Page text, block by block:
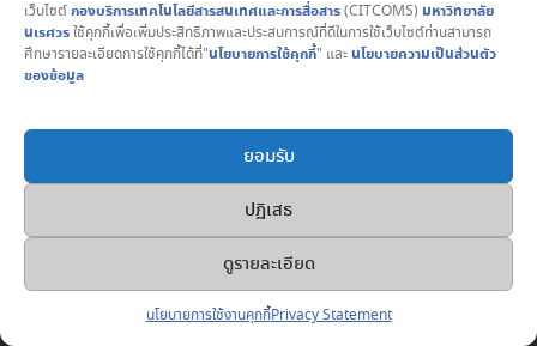
เว็บไซต์กองบริการเทคโนโลยีสารสนเทศและการสื่อสาร(CITCOMS) มหาวิทยาลัย
นเรศวรใช้คุกกี้เพื่อเพิ่มประสิทธิภาพและประสบการณ์ที่ดีในการใช้เว็บไซต์ท่านสามารถ
ศึกษารายละเอียดการใช้คุกกี้ได้ที่"นโยบายการใช้คุกกี้" และนโยบายความเป็นส่วนตัว
ของข้อมูล
ยอมรับ
ปฏิเสธ
ดูรายละเอียด
นโยบายการใช้งานคุกกี้Privacy Statement
SDG 7
SDG 8
SDG 9
SDG10
SDG11
SDG12
Copyright © All rights reserved. 2017 CITCOMS มหาวิทยาลัย
University Hub byWEN Themes